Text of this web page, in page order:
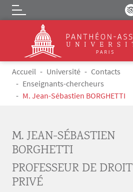
Aller au contenu principal
Logo
Fil d'Ariane
Accueil Université
Contacts
Enseignants-chercheurs
M. Jean-Sébastien BORGHETTI
M. JEAN-SÉBASTIEN
BORGHETTI
PROFESSEUR DE DROIT
PRIVÉ